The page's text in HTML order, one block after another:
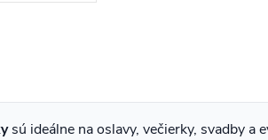
sú ideálne na oslavy, večierky, svadby a